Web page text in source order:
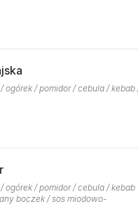
ogórek / pomidor / cebula /
ogórek / pomidor / cebula / kebab
boczek / sos miodowo-